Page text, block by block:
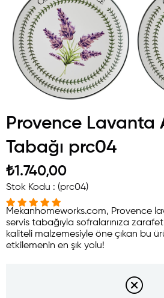
Provence Lavanta
Tabağı prc04
₺1.740,00
Stok Kodu (prc04)
Mekanhomeworks.com, Provence
servis tabağıyla sofralarınıza zarafet
kaliteli malzemesiyle öne çıkan bu
etkilemenin en şık yolu!